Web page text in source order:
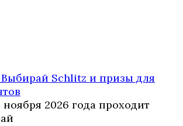
Schlitz и призы для
2026 года проходит